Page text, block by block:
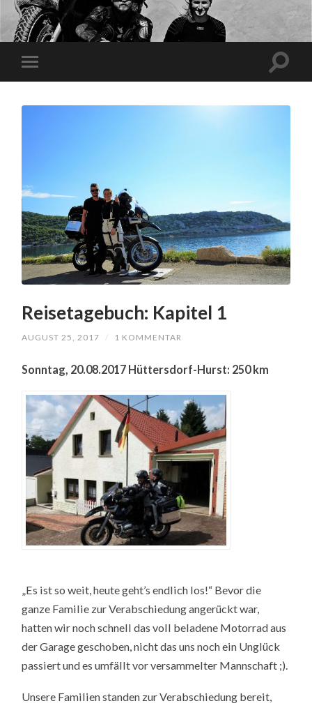
Reisetagebuch: Kapitel 1
AUGUST 25, 2017 / 1 KOMMENTAR
Sonntag, 20.08.2017 Hüttersdorf-Hurst: 250 km
„Es ist so weit, heute geht’s endlich los!“ Bevor die
ganze Familie zur Verabschiedung angerückt war,
hatten wir noch schnell das voll beladene Motorrad aus
der Garage geschoben, nicht das uns noch ein Unglück
passiert und es umfällt vor versammelter Mannschaft ;).
Unsere Familien standen zur Verabschiedung bereit,